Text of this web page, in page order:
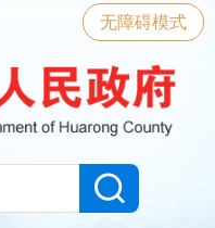
无障碍模式